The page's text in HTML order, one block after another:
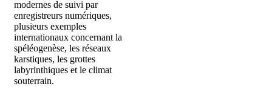
modernes de suivi par
enregistreurs numériques,
plusieurs exemples
internationaux concernant la
spéléogenèse, les réseaux
karstiques, les grottes
labyrinthiques et le climat
souterrain.